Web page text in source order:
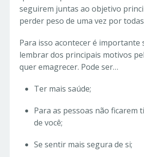
seguirem juntas ao objetivo
perder peso de uma vez por
Para isso acontecer é importante
lembrar dos principais motivos
quer emagrecer. Pode ser…
Ter mais saúde;
Para as pessoas não ficarem
de você;
Se sentir mais segura de si;